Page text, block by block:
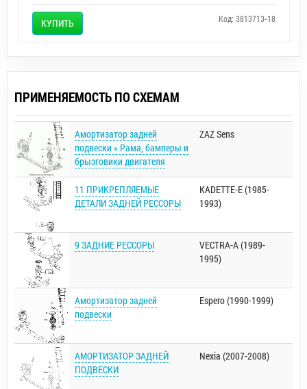
КУПИТЬ Код: 3813713-18
ПРИМЕНЯЕМОСТЬ ПО СХЕМАМ
Амортизатор задней
подвески » Рама, бамперы и
брызговики двигателя
ZAZ Sens
11 ПРИКРЕПЛЯЕМЫЕ
ДЕТАЛИ ЗАДНЕЙ РЕССОРЫ
KADETTE-E (1985-
1993)
9 ЗАДНИЕ РЕССОРЫ
VECTRA-A (1989-
1995)
Амортизатор задней
подвески
Espero (1990-1999)
АМОРТИЗАТОР ЗАДНЕЙ
ПОДВЕСКИ
Nexia (2007-2008)